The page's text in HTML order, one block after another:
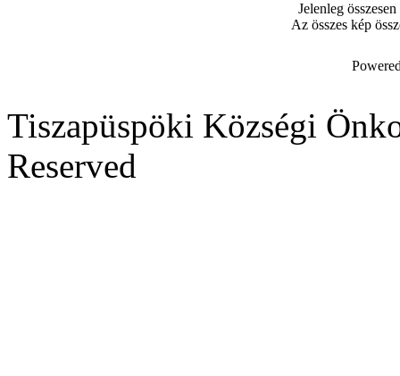
Jelenleg
Az összes kép
Tiszapüspöki Községi
Reserved